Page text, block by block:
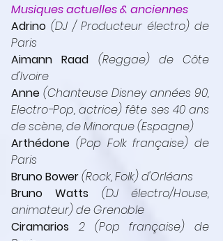
Musiques actuelles & anciennes
Adrino (DJ / Producteur électro) de
Paris
Aimann Raad (Reggae) de Côte
d'Ivoire
Anne (Chanteuse Disney années 90,
Electro-Pop, actrice) fête ses 40 ans
de scène, de Minorque (Espagne)
Arthédone (Pop Folk française) de
Paris
Bruno Bower (Rock, Folk) d'Orléans
Bruno Watts (DJ électro/House,
animateur) de Grenoble
Ciramarios 2 (Pop française) de